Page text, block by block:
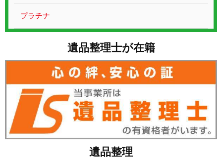
プラチナ
遺品整理士が在籍
遺品整理